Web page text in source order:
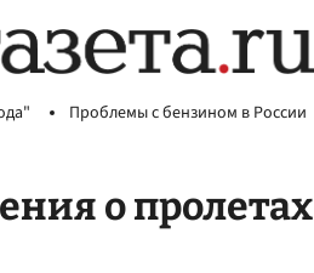
Проблемы с бензином в России
о пролетах